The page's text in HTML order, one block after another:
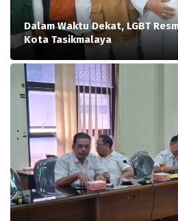
Dalam Waktu Dekat, LGBT
Kota Tasikmalaya